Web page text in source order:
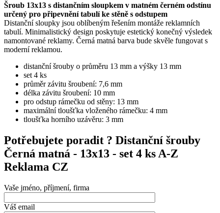
Šroub 13x13 s distančním sloupkem v matném černém odstínu
určený pro připevnění tabulí ke stěně s odstupem
Distanční sloupky jsou oblíbeným řešením montáže reklamních
tabulí. Minimalistický design poskytuje estetický konečný výsledek
namontované reklamy. Černá matná barva bude skvěle fungovat s
moderní reklamou.
distanční šrouby o průměru 13 mm a výšky 13 mm
set 4 ks
průměr závitu šroubení: 7,6 mm
délka závitu šroubení: 10 mm
pro odstup rámečku od stěny: 13 mm
maximální tloušťka vloženého rámečku: 4 mm
tloušťka horního uzávěru: 3 mm
Potřebujete poradit ? Distanční šrouby
Černá matná - 13x13 - set 4 ks A-Z
Reklama CZ
Vaše jméno, příjmení, firma
Váš email